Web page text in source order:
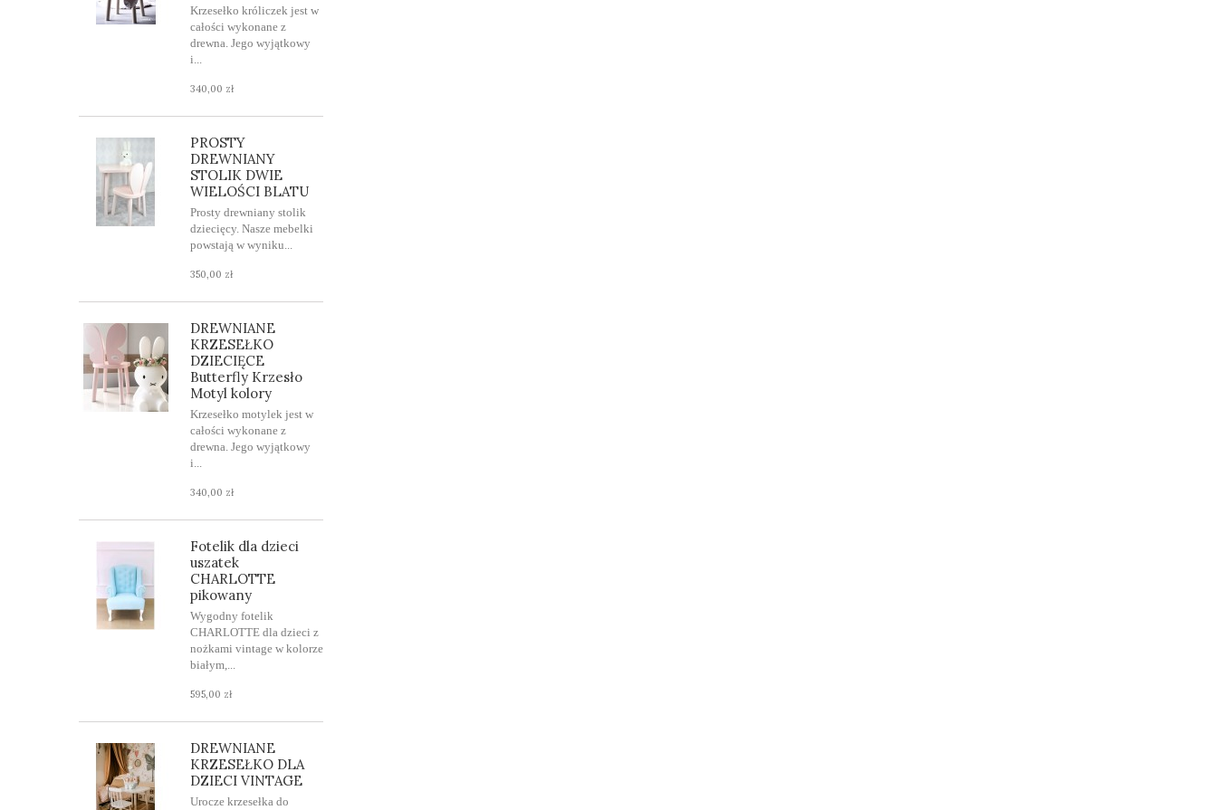
Krzesełko króliczek jest w
całości wykonane z
drewna. Jego wyjątkowy
i...
340,00 zł
PROSTY
DREWNIANY
STOLIK DWIE
WIELOŚCI BLATU
Prosty drewniany stolik
dziecięcy. Nasze mebelki
powstają w wyniku...
350,00 zł
DREWNIANE
KRZESEŁKO
DZIECIĘCE
Butterfly Krzesło
Motyl kolory
Krzesełko motylek jest w
całości wykonane z
drewna. Jego wyjątkowy
i...
340,00 zł
Fotelik dla dzieci
uszatek
CHARLOTTE
pikowany
Wygodny fotelik
CHARLOTTE dla dzieci z
nożkami vintage w kolorze
białym,...
595,00 zł
DREWNIANE
KRZESEŁKO DLA
DZIECI VINTAGE
Urocze krzesełka do